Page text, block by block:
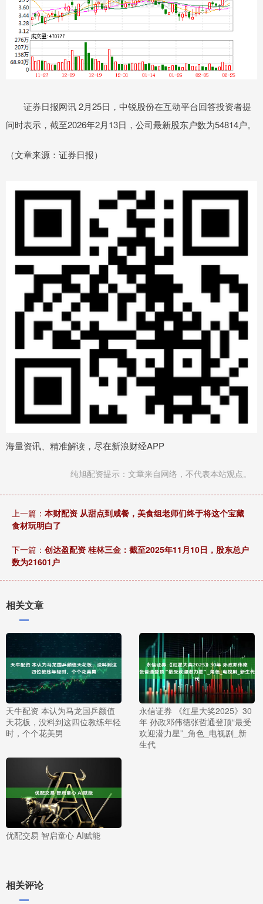
证券日报网讯 2月25日，中锐股份在互动平台回答投资者提
问时表示，截至2026年2月13日，公司最新股东户数为54814户。
（文章来源：证券日报）
海量资讯、精准解读，尽在新浪财经APP
纯旭配资提示：文章来自网络，不代表本站观点。
上一篇： 本财配资 从甜点到咸餐，美食组老师们终于将这个宝藏
食材玩明白了
下一篇： 创达盈配资 桂林三金：截至2025年11月10日，股东总户
数为21601户
相关文章
天牛配资 本认为马龙国乒颜值
天花板，没料到这四位教练年轻
时，个个花美男
永信证券 《红星大奖2025》30
年 孙政邓伟徳张哲通登顶“最受
欢迎潜力星”_角色_电视剧_新
生代
优配交易 智启童心 AI赋能
相关评论